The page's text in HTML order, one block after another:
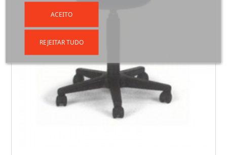
REJEITAR TUDO
ACEITO